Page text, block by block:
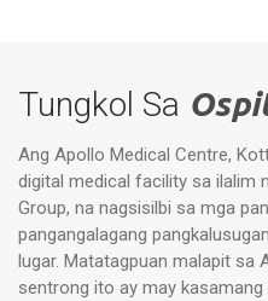
Tungkol Sa
Ang Apollo Medical Centre,
digital medical facility sa ilalim
Group, na nagsisilbi sa mga
pangangalagang
lugar. Matatagpuan malapit sa
sentrong ito ay may